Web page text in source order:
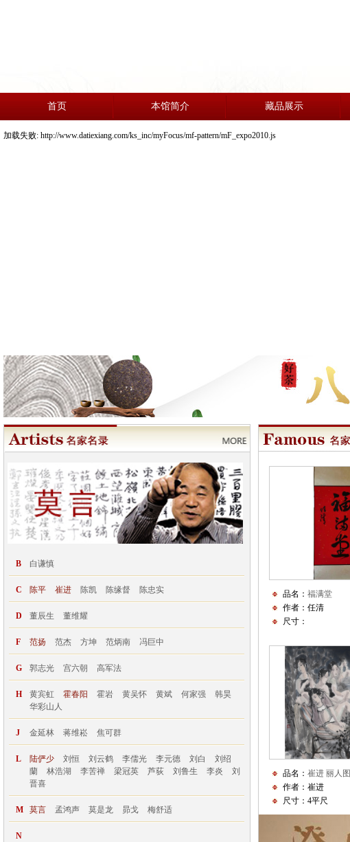
首页 本馆简介 藏品展示
加载失败: http://www.datiexiang.com/ks_inc/myFocus/mf-pattern/mF_expo2010.js
B 白谦慎
C 陈平 崔进 陈凯 陈缘督 陈忠实
D 董辰生 董维耀
F 范扬 范杰 方坤 范炳南 冯巨中
G 郭志光 宫六朝 高军法
H 黄宾虹 霍春阳 霍岩 黄吴怀 黄斌 何家强
韩昊
华彩山人
J 金延林 蒋维崧 焦可群
L 陆俨少 刘恒 刘云鹤 李儒光 李元德 刘白
刘绍
蘭
林浩湖 李苦禅 梁冠英 芦荻 刘鲁生 李炎
刘
晋喜
M 莫言 孟鸿声 莫是龙 昴戈 梅舒适
N
品名： 福满堂
作者：任清
尺寸：
品名： 崔进 丽人图
作者：崔进
尺寸：4平尺